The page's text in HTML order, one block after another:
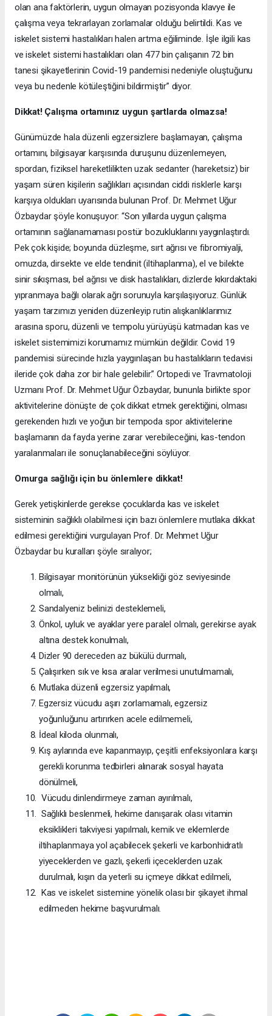
olan ana faktörlerin, uygun olmayan pozisyonda klavye ile
çalışma veya tekrarlayan zorlamalar olduğu belirtildi. Kas ve
iskelet sistemi hastalıkları halen artma eğiliminde. İşle ilgili kas
ve iskelet sistemi hastalıkları olan 477 bin çalışanın 72 bin
tanesi şikayetlerinin Covid-19 pandemisi nedeniyle oluştuğunu
veya bu nedenle kötüleştiğini bildirmiştir” diyor.
Dikkat! Çalışma ortamınız uygun şartlarda olmazsa!
Günümüzde hala düzenli egzersizlere başlamayan, çalışma
ortamını, bilgisayar karşısında duruşunu düzenlemeyen,
spordan, fiziksel hareketlilikten uzak sedanter (hareketsiz) bir
yaşam süren kişilerin sağlıkları açısından ciddi risklerle karşı
karşıya oldukları uyarısında bulunan Prof. Dr. Mehmet Uğur
Özbaydar şöyle konuşuyor: “Son yıllarda uygun çalışma
ortamının sağlanamaması postür bozukluklarını yaygınlaştırdı.
Pek çok kişide; boyunda düzleşme, sırt ağrısı ve fibromiyalji,
omuzda, dirsekte ve elde tendinit (iltihaplanma), el ve bilekte
sinir sıkışması, bel ağrısı ve disk hastalıkları, dizlerde kıkırdaktaki
yıpranmaya bağlı olarak ağrı sorunuyla karşılaşıyoruz. Günlük
yaşam tarzımızı yeniden düzenleyip rutin alışkanlıklarımız
arasına sporu, düzenli ve tempolu yürüyüşü katmadan kas ve
iskelet sistemimizi korumamız mümkün değildir. Covid 19
pandemisi sürecinde hızla yaygınlaşan bu hastalıkların tedavisi
ileride çok daha zor bir hale gelebilir.” Ortopedi ve Travmatoloji
Uzmanı Prof. Dr. Mehmet Uğur Özbaydar, bununla birlikte spor
aktivitelerine dönüşte de çok dikkat etmek gerektiğini, olması
gerekenden hızlı ve yoğun bir tempoda spor aktivitelerine
başlamanın da fayda yerine zarar verebileceğini, kas-tendon
yaralanmaları ile sonuçlanabileceğini söylüyor.
Omurga sağlığı için bu önlemlere dikkat!
Gerek yetişkinlerde gerekse çocuklarda kas ve iskelet
sisteminin sağlıklı olabilmesi için bazı önlemlere mutlaka dikkat
edilmesi gerektiğini vurgulayan Prof. Dr. Mehmet Uğur
Özbaydar bu kuralları şöyle sıralıyor;
Bilgisayar monitörünün yüksekliği göz seviyesinde
olmalı,
Sandalyeniz belinizi desteklemeli,
Önkol, uyluk ve ayaklar yere paralel olmalı, gerekirse ayak
altına destek konulmalı,
Dizler 90 dereceden az bükülü durmalı,
Çalışırken sık ve kısa aralar verilmesi unutulmamalı,
Mutlaka düzenli egzersiz yapılmalı,
Egzersiz vücudu aşırı zorlamamalı, egzersiz
yoğunluğunu artırırken acele edilmemeli,
İdeal kiloda olunmalı,
Kış aylarında eve kapanmayıp, çeşitli enfeksiyonlara karşı
gerekli korunma tedbirleri alınarak sosyal hayata
dönülmeli,
Vücudu dinlendirmeye zaman ayırılmalı,
Sağlıklı beslenmeli, hekime danışarak olası vitamin
eksiklikleri takviyesi yapılmalı, kemik ve eklemlerde
iltihaplanmaya yol açabilecek şekerli ve karbonhidratlı
yiyeceklerden ve gazlı, şekerli içeceklerden uzak
durulmalı, kışın da yeterli su içmeye dikkat edilmeli,
Kas ve iskelet sistemine yönelik olası bir şikayet ihmal
edilmeden hekime başvurulmalı.